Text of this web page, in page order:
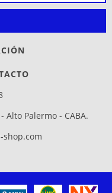
Alto Palermo - CABA.
shop.com